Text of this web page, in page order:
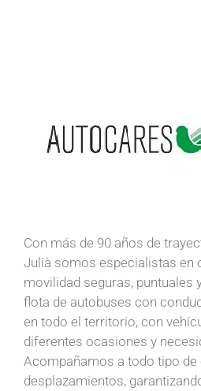
Con más de 90 años de
Julià somos especialistas en
movilidad seguras, puntuales
flota de autobuses con
en todo el territorio, con
diferentes ocasiones y
Acompañamos a todo tipo
desplazamientos,